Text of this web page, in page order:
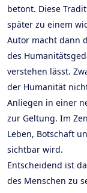
betont. Diese
später zu einem
Autor macht dann
des
verstehen lässt.
der Humanität
Anliegen in einer
zur Geltung. Im
Leben, Botschaft
sichtbar wird.
Entscheidend ist
des Menschen zu